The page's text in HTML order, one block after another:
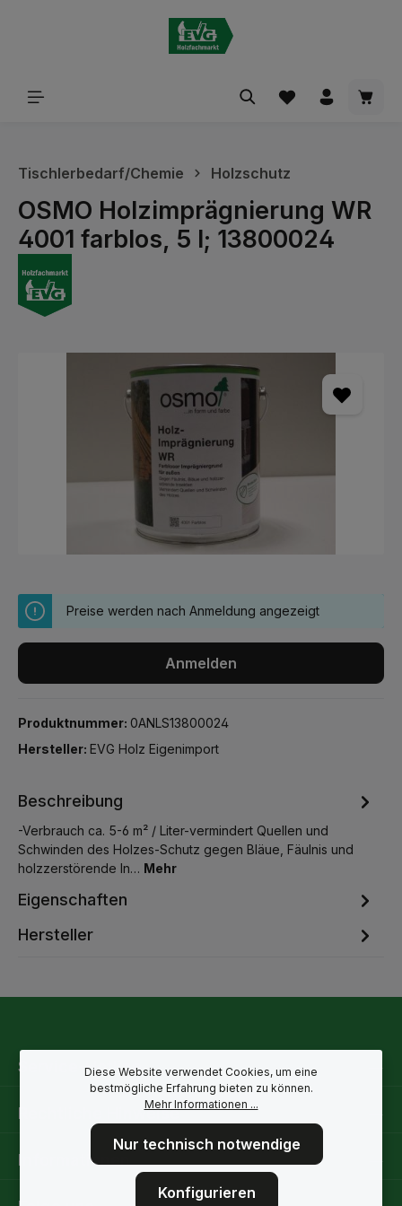
Tischlerbedarf/Chemie Holzschutz
OSMO Holzimprägnierung WR
4001 farblos, 5 l; 13800024
Preise werden nach Anmeldung angezeigt
Anmelden
Produktnummer: 0ANLS13800024
Hersteller: EVG Holz Eigenimport
Beschreibung
-Verbrauch ca. 5-6 m² / Liter-vermindert Quellen und
Schwinden des Holzes-Schutz gegen Bläue, Fäulnis und
holzzerstörende In… Mehr
Eigenschaften
Hersteller
Service-Hotline
Rechtliche Hinweise
Informationen
Diese Website verwendet Cookies, um eine
bestmögliche Erfahrung bieten zu können.
Mehr Informationen ...
Nur technisch notwendige
Konfigurieren